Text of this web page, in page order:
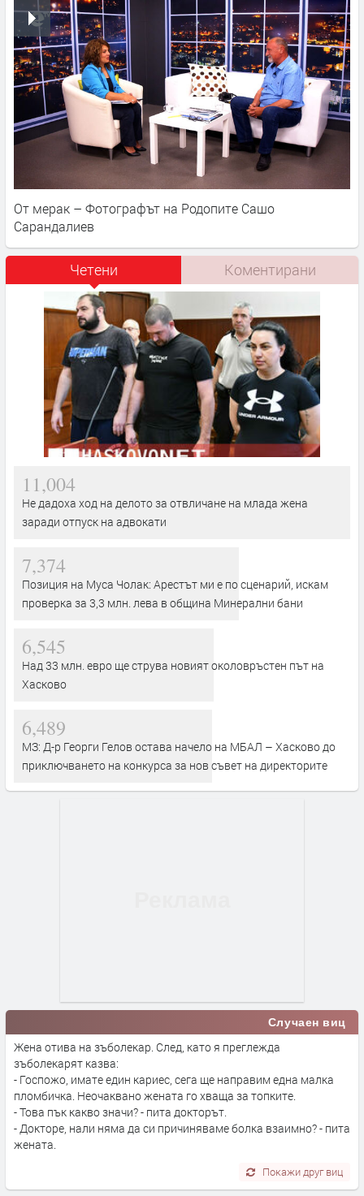
От мерак – Фотографът на Родопите Сашо
Сарандалиев
Четени Коментирани
11,004
Не дадоха ход на делото за отвличане на млада жена
заради отпуск на адвокати
7,374
Позиция на Муса Чолак: Арестът ми е по сценарий, искам
проверка за 3,3 млн. лева в община Минерални бани
6,545
Над 33 млн. евро ще струва новият околовръстен път на
Хасково
6,489
МЗ: Д-р Георги Гелов остава начело на МБАЛ – Хасково до
приключването на конкурса за нов съвет на директорите
Случаен виц
Жена отива на зъболекар. След, като я преглежда
зъболекарят казва:
- Госпожо, имате един кариес, сега ще направим една малка
пломбичка. Неочаквано жената го хваща за топките.
- Това пък какво значи? - пита докторът.
- Докторе, нали няма да си причиняваме болка взаимно? - пита
жената.
Покажи друг виц